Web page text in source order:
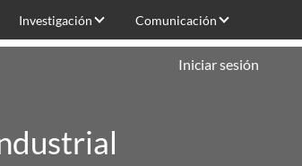
Investigación Comunicación
Iniciar sesión